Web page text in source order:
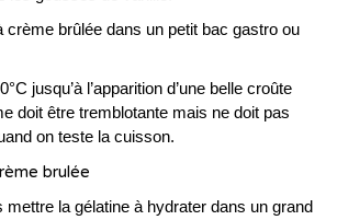
crème brûlée dans un petit bac gastro ou
jusqu’à l’apparition d’une belle croûte
doit être tremblotante mais ne doit pas
on teste la cuisson.
mettre la gélatine à hydrater dans un grand